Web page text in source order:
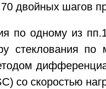
двойных шагов
по одному из
стеклования
со скоростью